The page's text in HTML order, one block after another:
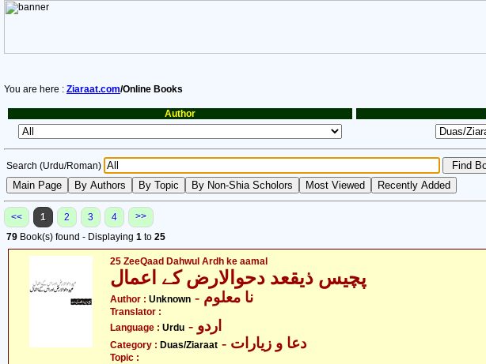
You are here : Ziaraat.com/Online Books
Author
Search (Urdu/Roman)
<< 1 2 3 4
>>
79 Book(s) found - Displaying 1 to 25
25 ZeeQaad Dahwul Ardh ke aamal
پچیس ذیقعد دحوالارض کے اعمال
Author : Unknown - نا معلوم
Translator :
Language : Urdu - اردو
Category : Duas/Ziaraat - دعا و زیارات
Topic :